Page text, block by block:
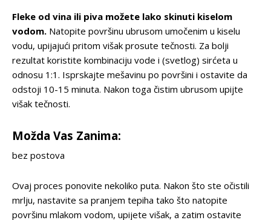
Fleke od vina ili piva možete lako skinuti kiselom
vodom. Natopite površinu ubrusom umočenim u kiselu
vodu, upijajući pritom višak prosute tečnosti. Za bolji
rezultat koristite kombinaciju vode i (svetlog) sirćeta u
odnosu 1:1. Isprskajte mešavinu po površini i ostavite da
odstoji 10-15 minuta. Nakon toga čistim ubrusom upijte
višak tečnosti.
Možda Vas Zanima:
bez postova
Ovaj proces ponovite nekoliko puta. Nakon što ste očistili
mrlju, nastavite sa pranjem tepiha tako što natopite
površinu mlakom vodom, upijete višak, a zatim ostavite